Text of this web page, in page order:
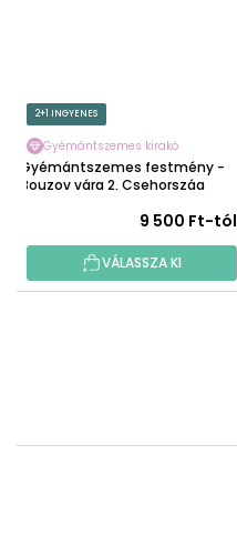
2+1 INGYENES
Gyémántszemes kirakó
Gyémántszemes festmény -
Bouzov vára 2, Csehország
9 500 Ft-tól
VÁLASSZA KI